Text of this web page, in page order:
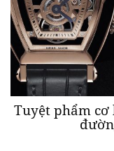
Tuyệt phẩm